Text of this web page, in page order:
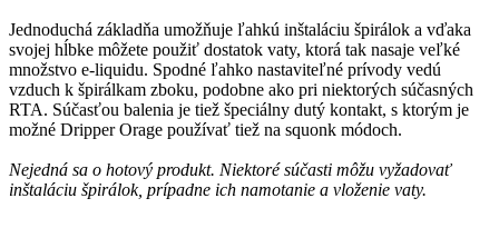
Jednoduchá základňa umožňuje ľahkú inštaláciu špirálok a vďaka
svojej hĺbke môžete použiť dostatok vaty, ktorá tak nasaje veľké
množstvo e-liquidu. Spodné ľahko nastaviteľné prívody vedú
vzduch k špirálkam zboku, podobne ako pri niektorých súčasných
RTA. Súčasťou balenia je tiež špeciálny dutý kontakt, s ktorým je
možné Dripper Orage používať tiež na squonk módoch.
Nejedná sa o hotový produkt. Niektoré súčasti môžu vyžadovať
inštaláciu špirálok, prípadne ich namotanie a vloženie vaty.